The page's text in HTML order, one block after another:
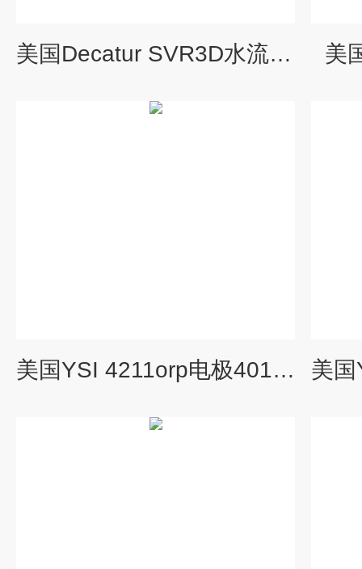
美国Decatur SVR3D水流雷达测速仪 美
美国YSI 4211orp电极4010-1W ORP传感器